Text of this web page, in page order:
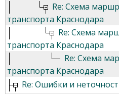
Re: Схема
транспорта Краснодара
Re: Схема
транспорта Краснодара
Re: Схема
транспорта Краснодара
Re: Ошибки и